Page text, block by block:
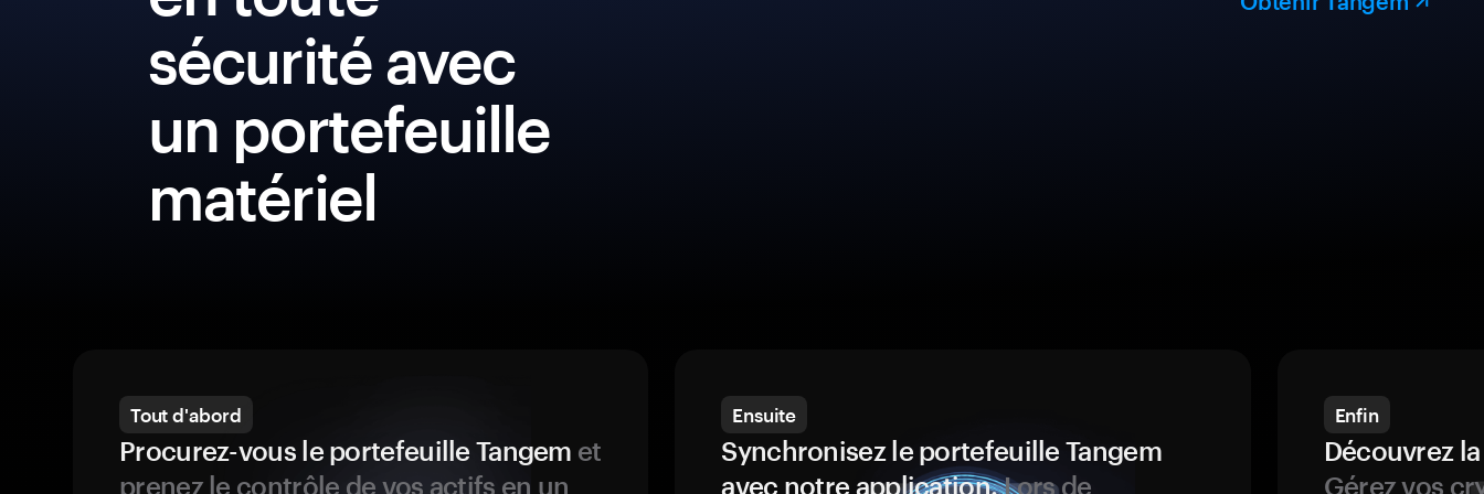
sécurité avec
un portefeuille
matériel
Tout d'abord
Procurez-vous le portefeuille Tangem et
prenez le contrôle de vos actifs en un
Ensuite
Synchronisez le portefeuille Tangem
avec notre application.Lors de
Enfin
Découvrez
Gérez vos